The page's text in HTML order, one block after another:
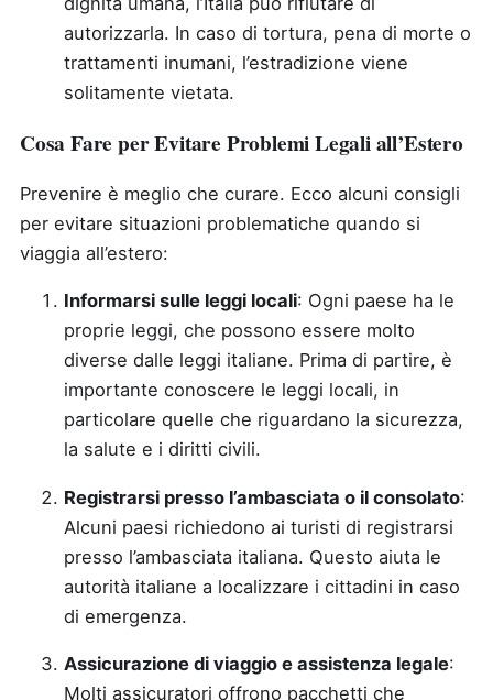
autorizzarla. In caso di tortura, pena di morte o
trattamenti inumani, l’estradizione viene
solitamente vietata.
Cosa Fare per Evitare Problemi Legali all’Estero
Prevenire è meglio che curare. Ecco alcuni consigli
per evitare situazioni problematiche quando si
viaggia all’estero:
Informarsi sulle leggi locali: Ogni paese ha le
proprie leggi, che possono essere molto
diverse dalle leggi italiane. Prima di partire, è
importante conoscere le leggi locali, in
particolare quelle che riguardano la sicurezza,
la salute e i diritti civili.
Registrarsi presso l’ambasciata o il consolato:
Alcuni paesi richiedono ai turisti di registrarsi
presso l’ambasciata italiana. Questo aiuta le
autorità italiane a localizzare i cittadini in caso
di emergenza.
Assicurazione di viaggio e assistenza legale:
Molti assicuratori offrono pacchetti che